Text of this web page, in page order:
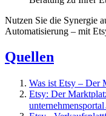
Nutzen Sie die Synergie
Automatisierung – mit
Quellen
Was ist Etsy – Der
Etsy: Der
unternehmensportal